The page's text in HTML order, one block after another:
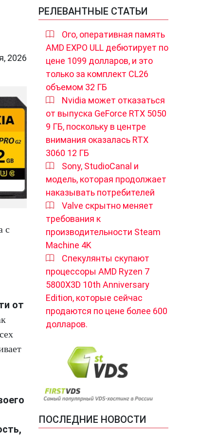
2026
с
от
РЕЛЕВАНТНЫЕ СТАТЬИ
Ого, оперативная память
AMD EXPO ULL дебютирует по
цене 1099 долларов, и это
только за комплект CL26
объемом 32 ГБ
Nvidia может отказаться
от выпуска GeForce RTX 5050
9 ГБ, поскольку в центре
внимания оказалась RTX
3060 12 ГБ
Sony, StudioCanal и
модель, которая продолжает
наказывать потребителей
Valve скрытно меняет
требования к
производительности Steam
Machine 4K
Спекулянты скупают
процессоры AMD Ryzen 7
5800X3D 10th Anniversary
Edition, которые сейчас
продаются по цене более 600
долларов.
ПОСЛЕДНИЕ НОВОСТИ